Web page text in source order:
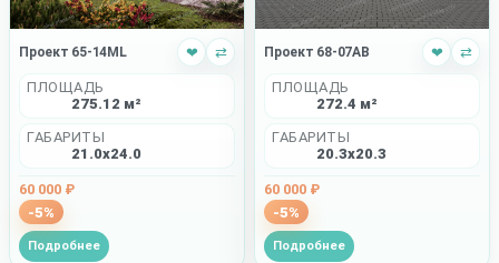
Проект 65-14ML ❤ ⇄
ПЛОЩАДЬ
275.12 м²
ГАБАРИТЫ
21.0x24.0
60 000 ₽
-5%
Подробнее
Проект 68-07AB ❤ ⇄
ПЛОЩАДЬ
272.4 м²
ГАБАРИТЫ
20.3x20.3
60 000 ₽
-5%
Подробнее